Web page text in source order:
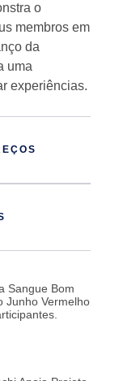
o
membros em
da
uma
experiências.
Sangue Bom
Junho Vermelho